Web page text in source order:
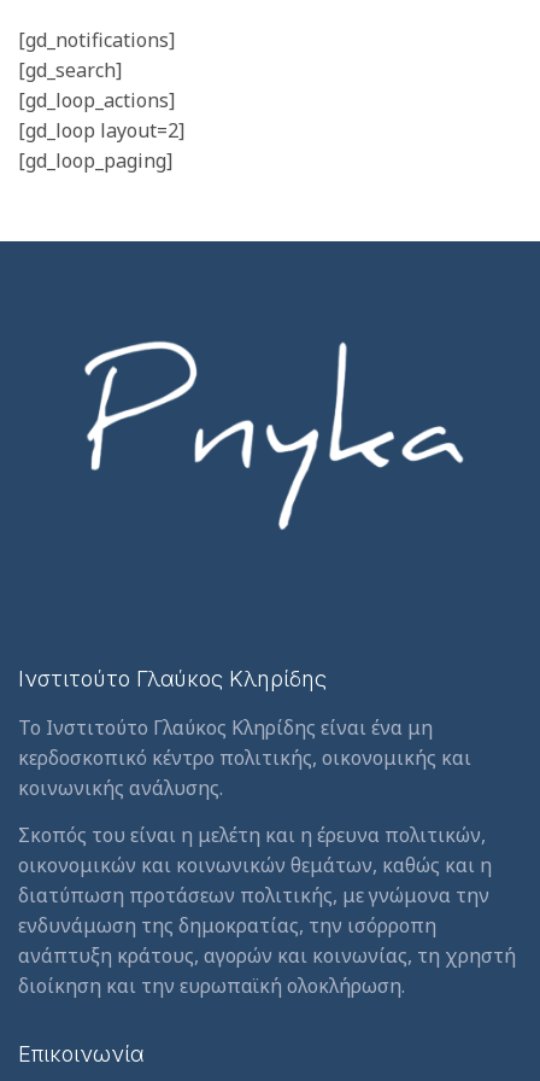
[gd_notifications]
[gd_search]
[gd_loop_actions]
[gd_loop layout=2]
[gd_loop_paging]
Ινστιτούτο Γλαύκος Κληρίδης
Το Ινστιτούτο Γλαύκος Κληρίδης είναι ένα μη
κερδοσκοπικό κέντρο πολιτικής, οικονομικής και
κοινωνικής ανάλυσης.
Σκοπός του είναι η μελέτη και η έρευνα πολιτικών,
οικονομικών και κοινωνικών θεμάτων, καθώς και η
διατύπωση προτάσεων πολιτικής, με γνώμονα την
ενδυνάμωση της δημοκρατίας, την ισόρροπη
ανάπτυξη κράτους, αγορών και κοινωνίας, τη χρηστή
διοίκηση και την ευρωπαϊκή ολοκλήρωση.
Επικοινωνία